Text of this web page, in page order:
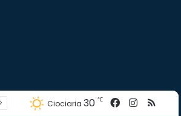
Ciociaria 30 ℃ FacebookInstagram
RSS